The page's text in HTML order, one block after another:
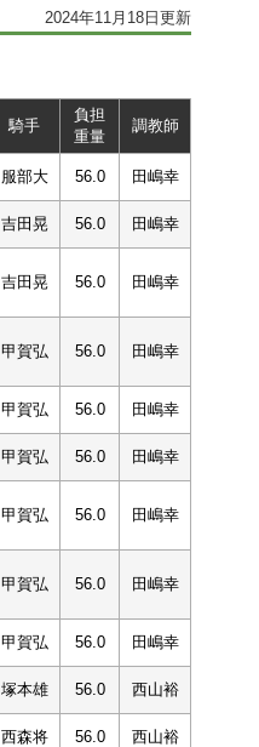
2024年11月18日更新
騎手
負担
重量
調教師
服部大 56.0 田嶋幸
吉田晃 56.0 田嶋幸
吉田晃 56.0 田嶋幸
甲賀弘 56.0 田嶋幸
甲賀弘 56.0 田嶋幸
甲賀弘 56.0 田嶋幸
甲賀弘 56.0 田嶋幸
甲賀弘 56.0 田嶋幸
甲賀弘 56.0 田嶋幸
塚本雄 56.0 西山裕
西森将 56.0 西山裕